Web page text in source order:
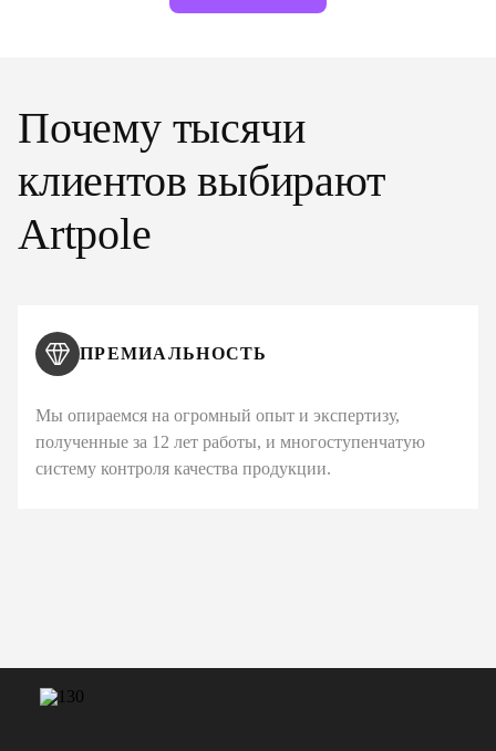
Почему тысячи
клиентов выбирают
Artpole
ПРЕМИАЛЬНОСТЬ
Мы опираемся на огромный опыт и экспертизу,
полученные за 12 лет работы, и многоступенчатую
систему контроля качества продукции.